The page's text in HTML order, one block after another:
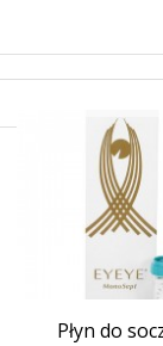
Płyn do